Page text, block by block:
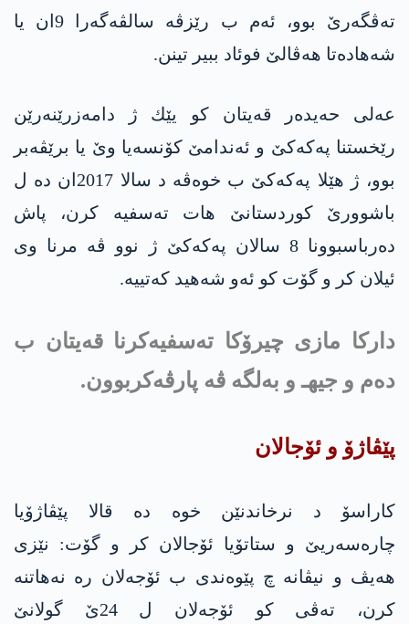
ته‌ڤگه‌رێ بوو، ئه‌م ب رێزڤه‌ سالڤه‌گه‌را 9ان یا
شه‌هاده‌تا هه‌ڤالێ فوئاد ببیر تینن.
عه‌لی حه‌یده‌ر قه‌یتان كو یێك ژ دامه‌زرێنه‌رێن
رێخستنا په‌كه‌كێ و ئه‌ندامێ كۆنسه‌یا وێ یا برێڤه‌بر
بوو، ژ هێلا په‌كه‌كێ ب خوه‌ڤه‌ د سالا 2017ان ده‌ ل
باشوورێ كوردستانێ هات ته‌سفیه‌ كرن، پاش
ده‌رباسبوونا 8 سالان په‌كه‌كێ ژ نوو ڤه‌ مرنا وی
ئیلان كر و گۆت كو ئه‌و شه‌هید كه‌تییه‌.
داركا مازی چیرۆكا ته‌سفیه‌كرنا قه‌یتان ب
ده‌م و جیهـ و به‌لگه‌ ڤه‌ پارڤه‌كربوون.
پێڤاژۆ و ئۆجالان
كاراسۆ د نرخاندنێن خوه‌ ده‌ قالا پێڤاژۆیا
چاره‌سه‌ریێ و ستاتۆیا ئۆجالان كر و گۆت: نێزی
هه‌یڤ و نیڤانه‌ چ پێوه‌ندی ب ئۆجه‌لان ره‌ نه‌هاتنه‌
كرن، ته‌ڤی كو ئۆجه‌لان ل 24ێ گولانێ